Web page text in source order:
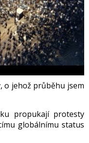
o jehož průběhu jsem
propukají protesty
globálnímu status